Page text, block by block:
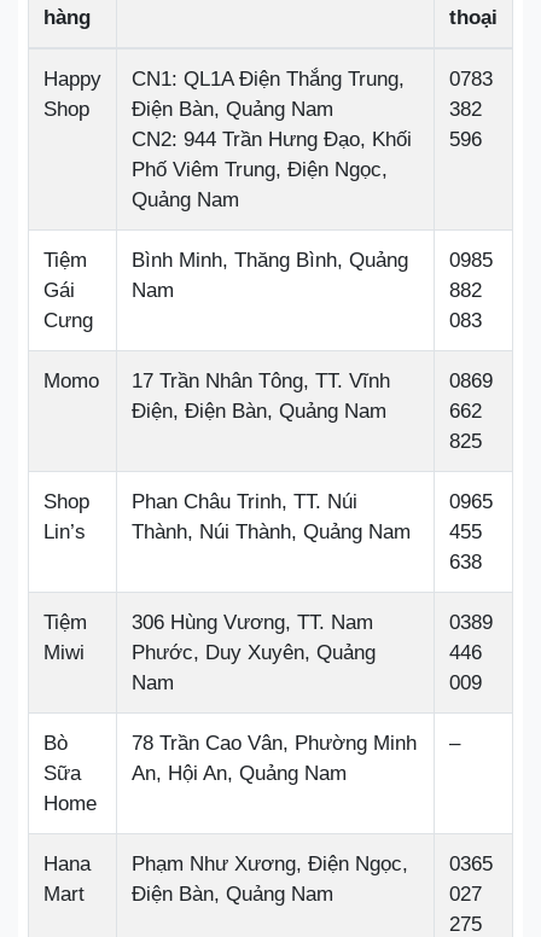
hàng
thoại
Happy
Shop
CN1: QL1A Điện Thắng Trung,
Điện Bàn, Quảng Nam
CN2: 944 Trần Hưng Đạo, Khối
Phố Viêm Trung, Điện Ngọc,
Quảng Nam
0783
382
596
Tiệm
Gái
Cưng
Bình Minh, Thăng Bình, Quảng
Nam
0985
882
083
Momo
17 Trần Nhân Tông, TT. Vĩnh
Điện, Điện Bàn, Quảng Nam
0869
662
825
Shop
Lin’s
Phan Châu Trinh, TT. Núi
Thành, Núi Thành, Quảng Nam
0965
455
638
Tiệm
Miwi
306 Hùng Vương, TT. Nam
Phước, Duy Xuyên, Quảng
Nam
0389
446
009
Bò
Sữa
Home
78 Trần Cao Vân, Phường Minh
An, Hội An, Quảng Nam
–
Hana
Mart
Phạm Như Xương, Điện Ngọc,
Điện Bàn, Quảng Nam
0365
027
275